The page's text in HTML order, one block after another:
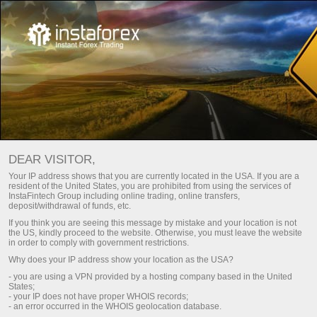
Para Principiantes Información Útil
USEFUL TIPS FROM
INSTATRADE
Realizar depósito
DEAR VISITOR,
Your IP address shows that you are currently located in the USA. If you are a
resident of the United States, you are prohibited from using the services of
InstaFintech Group including online trading, online transfers,
deposit/withdrawal of funds, etc.
If you think you are seeing this message by mistake and your location is not
the US, kindly proceed to the website. Otherwise, you must leave the website
in order to comply with government restrictions.
Why does your IP address show your location as the USA?
- you are using a VPN provided by a hosting company based in the United
States;
- your IP does not have proper WHOIS records;
- an error occurred in the WHOIS geolocation database.